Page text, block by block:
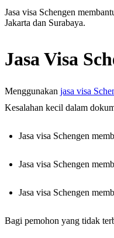
Jasa visa Schengen
Jakarta dan Surabaya.
Jasa Visa
Menggunakan jasa visa
Kesalahan kecil dalam
Jasa visa Schengen
Jasa visa Schengen
Jasa visa Schengen
Bagi pemohon yang tidak